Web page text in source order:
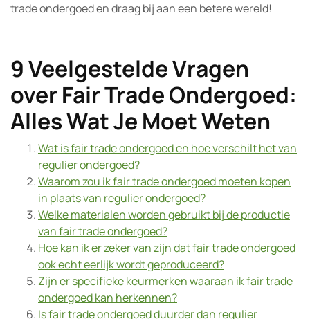
trade ondergoed en draag bij aan een betere wereld!
9 Veelgestelde Vragen
over Fair Trade Ondergoed:
Alles Wat Je Moet Weten
Wat is fair trade ondergoed en hoe verschilt het van
regulier ondergoed?
Waarom zou ik fair trade ondergoed moeten kopen
in plaats van regulier ondergoed?
Welke materialen worden gebruikt bij de productie
van fair trade ondergoed?
Hoe kan ik er zeker van zijn dat fair trade ondergoed
ook echt eerlijk wordt geproduceerd?
Zijn er specifieke keurmerken waaraan ik fair trade
ondergoed kan herkennen?
Is fair trade ondergoed duurder dan regulier